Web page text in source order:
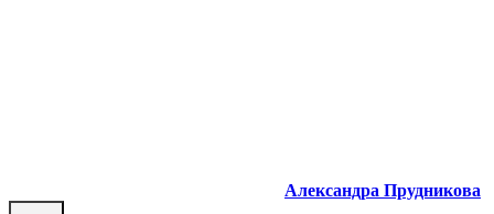
Александра Прудникова